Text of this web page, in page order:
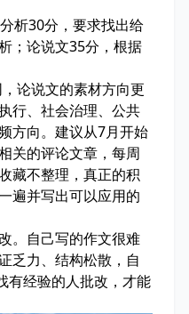
析30分，要求找出给
；论说文35分，根据
论说文的素材方向更
行、社会治理、公共
方向。建议从7月开始
关的评论文章，每周
藏不整理，真正的积
遍并写出可以应用的
。自己写的作文很难
力、结构松散，自
有经验的人批改，才能